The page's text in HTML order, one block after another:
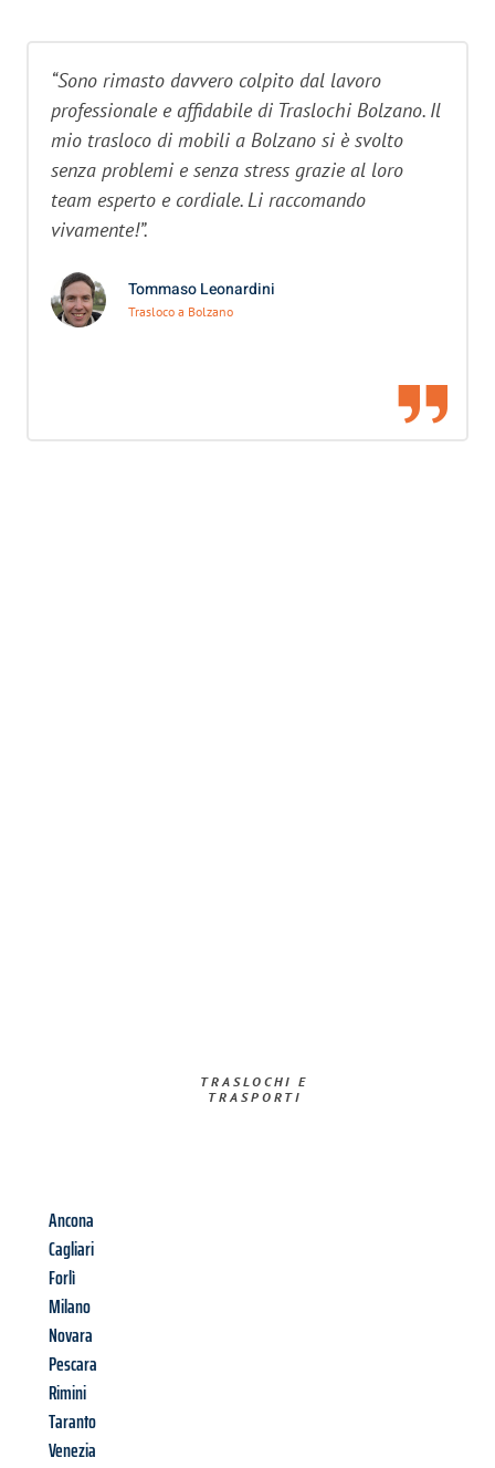
“Sono rimasto davvero colpito dal lavoro
professionale e affidabile di Traslochi Bolzano. Il
mio trasloco di mobili a Bolzano si è svolto
senza problemi e senza stress grazie al loro
team esperto e cordiale. Li raccomando
vivamente!”.
Tommaso Leonardini
Trasloco a Bolzano
TRASLOCHI E
TRASPORTI​
Ancona
Cagliari
Forlì
Milano
Novara
Pescara
Rimini
Taranto
Venezia